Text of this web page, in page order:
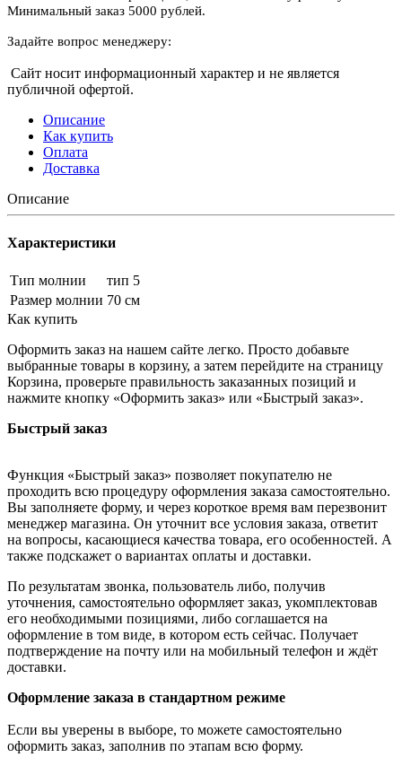
Минимальный заказ 5000 рублей.
Задайте вопрос менеджеру:
Сайт носит информационный характер и не является
публичной офертой.
Описание
Как купить
Оплата
Доставка
Описание
Характеристики
Тип молнии
тип 5
Размер молнии 70 см
Как купить
Оформить заказ на нашем сайте легко. Просто добавьте
выбранные товары в корзину, а затем перейдите на страницу
Корзина, проверьте правильность заказанных позиций и
нажмите кнопку «Оформить заказ» или «Быстрый заказ».
Быстрый заказ
Функция «Быстрый заказ» позволяет покупателю не
проходить всю процедуру оформления заказа самостоятельно.
Вы заполняете форму, и через короткое время вам перезвонит
менеджер магазина. Он уточнит все условия заказа, ответит
на вопросы, касающиеся качества товара, его особенностей. А
также подскажет о вариантах оплаты и доставки.
По результатам звонка, пользователь либо, получив
уточнения, самостоятельно оформляет заказ, укомплектовав
его необходимыми позициями, либо соглашается на
оформление в том виде, в котором есть сейчас. Получает
подтверждение на почту или на мобильный телефон и ждёт
доставки.
Оформление заказа в стандартном режиме
Если вы уверены в выборе, то можете самостоятельно
оформить заказ, заполнив по этапам всю форму.